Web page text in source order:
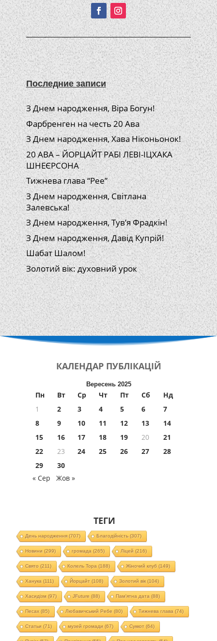
Последние записи
З Днем народження, Віра Богун!
Фарбренген на честь 20 Ава
З Днем народження, Хава Ніконьонок!
20 АВА – ЙОРЦАЙТ РАБІ ЛЕВІ-ІЦХАКА
ШНЕЄРСОНА
Тижнева глава “Рее”
З Днем народження, Світлана
Залевська!
З Днем народження, Тув’я Фрадкін!
З Днем народження, Давід Купрій!
Шабат Шалом!
Золотий вік: духовний урок
КАЛЕНДАР ПУБЛІКАЦІЙ
Вересень 2025
Пн Вт Ср Чт Пт Сб
Нд
1
2 3 4 5 6
7
8
9 10 11 12 13
14
15
16 17 18 19 20
21
22
23 24 25 26 27
28
29
30
« Сер
Жов »
ТЕГИ
День народження(707) Благодійність (307)
Новини (299) громада (265) Ліцей (216)
Свято (211) Колель Тора (188) Жіночий клуб (149)
Ханука (111) Йорцайт (108) Золотий вік(104)
Хасидізм (97) JFuture (88) Пам'ятна дата (88)
Песах(85) Любавичський Ребе (80) Тижнева глава (74)
Статьи (71) музей громади (67) Суккот (64)